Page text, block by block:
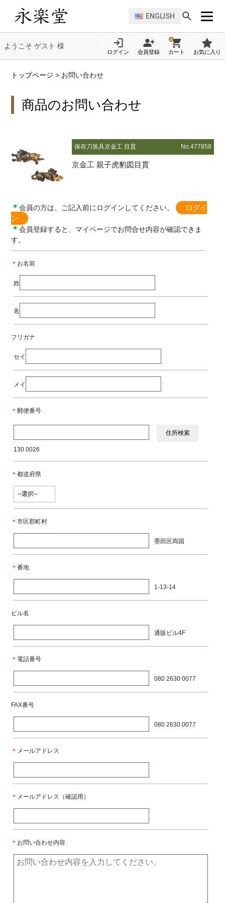
ENGLISH
ようこそ ゲスト 様
ログイン 会員登録
0
カート お気に入り
トップページ > お問い合わせ
商品のお問い合わせ
保存刀装具京金工 目貫 No.477858
京金工 親子虎豹図目貫
＊会員の方は、ご記入前にログインしてください。
ログイ
ン
＊会員登録すると、マイページでお問合せ内容が確認できま
す。
＊ お名前
姓
名
フリガナ
セイ
メイ
＊郵便番号
130 0026
＊都道府県
＊市区郡町村
墨田区両国
＊番地
1-13-14
ビル名
通販ビル4F
＊ 電話番号
080 2630 0077
FAX番号
080 2630 0077
＊ メールアドレス
＊ メールアドレス（確認用）
＊ お問い合わせ内容